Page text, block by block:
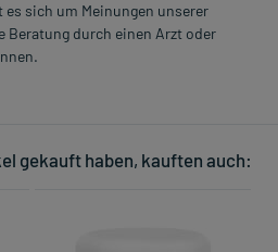
sich um Meinungen unserer
Beratung durch einen Arzt oder
gekauft haben, kauften auch: